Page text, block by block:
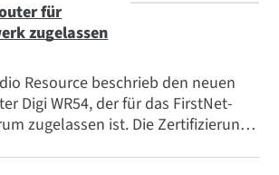
für
zugelassen
Resource beschrieb den neuen
Digi WR54, der für das FirstNet-
zugelassen ist. Die Zertifizierung